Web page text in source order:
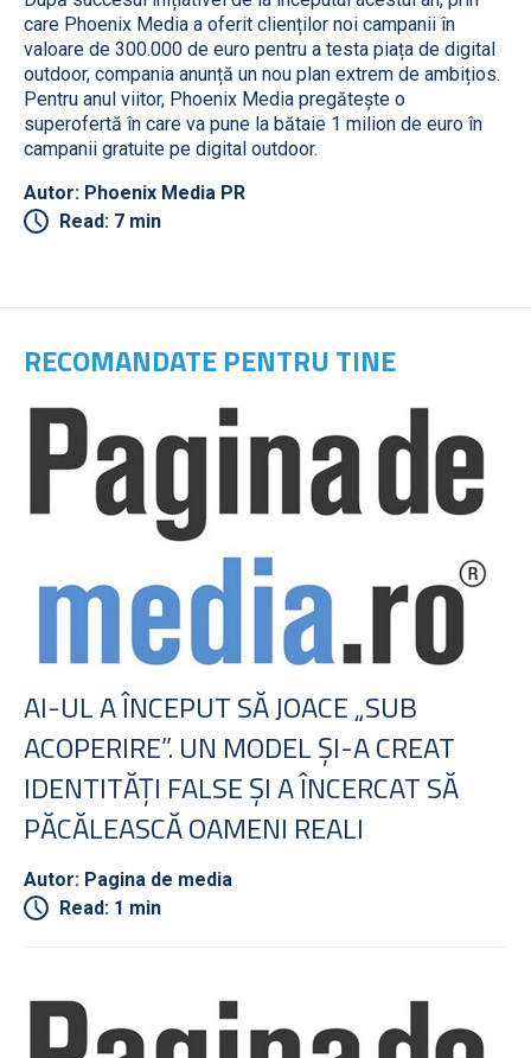
care Phoenix Media a oferit clienților noi campanii în
valoare de 300.000 de euro pentru a testa piața de digital
outdoor, compania anunță un nou plan extrem de ambițios.
Pentru anul viitor, Phoenix Media pregătește o
superofertă în care va pune la bătaie 1 milion de euro în
campanii gratuite pe digital outdoor.
Autor: Phoenix Media PR
Read: 7 min
RECOMANDATE PENTRU TINE
AI-UL A ÎNCEPUT SĂ JOACE „SUB
ACOPERIRE”. UN MODEL ŞI-A CREAT
IDENTITĂŢI FALSE ŞI A ÎNCERCAT SĂ
PĂCĂLEASCĂ OAMENI REALI
Autor: Pagina de media
Read: 1 min